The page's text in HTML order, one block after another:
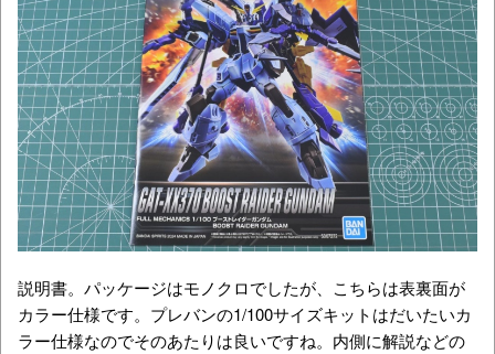
説明書。パッケージはモノクロでしたが、こちらは表裏面が
カラー仕様です。プレバンの1/100サイズキットはだいたいカ
ラー仕様なのでそのあたりは良いですね。内側に解説などの